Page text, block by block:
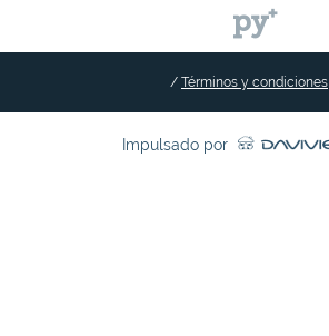
/ Términos y condiciones
Impulsado por